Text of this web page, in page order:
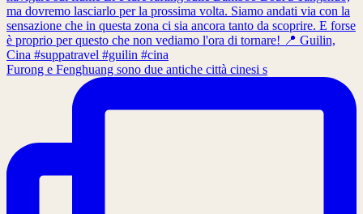
Furong e Fenghuang sono due antiche città cinesi s